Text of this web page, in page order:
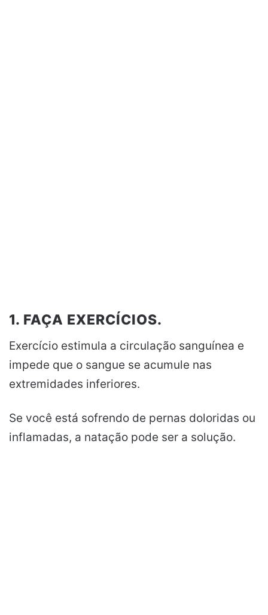
1. FAÇA EXERCÍCIOS.
Exercício estimula a circulação sanguínea e
impede que o sangue se acumule nas
extremidades inferiores.
Se você está sofrendo de pernas doloridas ou
inflamadas, a natação pode ser a solução.